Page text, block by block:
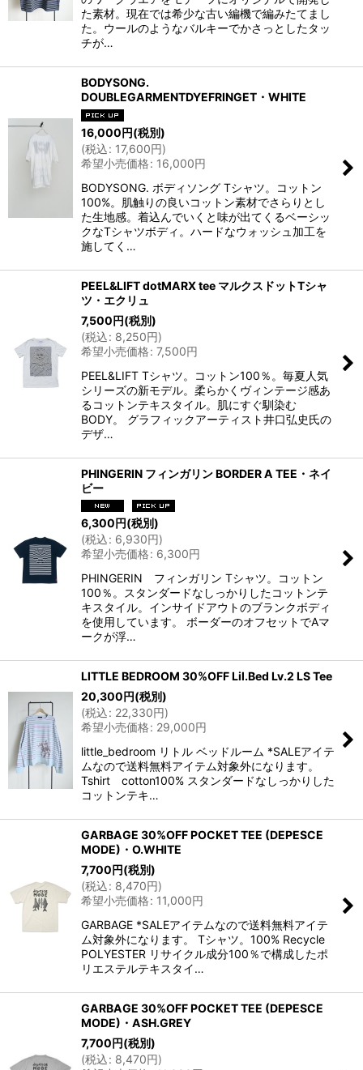
た素材。現在では希少な古い編機で編みたてまし
た。ウールのようなバルキーでかさっとしたタッ
チが…
BODYSONG.
DOUBLEGARMENTDYEFRINGET・WHITE
16,000円(税別)
(税込: 17,600円)
希望小売価格: 16,000円
BODYSONG. ボディソング Tシャツ。コットン
100%。肌触りの良いコットン素材でさらりとし
た生地感。着込んでいくと味が出てくるベーシッ
クなTシャツボディ。ハードなウォッシュ加工を
施してく…
PEEL&LIFT dotMARX tee マルクスドットTシャ
ツ・エクリュ
7,500円(税別)
(税込: 8,250円)
希望小売価格: 7,500円
PEEL&LIFT Tシャツ。コットン100％。毎夏人気
シリーズの新モデル。柔らかくヴィンテージ感あ
るコットンテキスタイル。肌にすぐ馴染む
BODY。 グラフィックアーティスト井口弘史氏の
デザ…
PHINGERIN フィンガリン BORDER A TEE・ネイ
ビー
6,300円(税別)
(税込: 6,930円)
希望小売価格: 6,300円
PHINGERIN フィンガリン Tシャツ。コットン
100％。スタンダードなしっかりしたコットンテ
キスタイル。インサイドアウトのブランクボディ
を使用しています。 ボーダーのオフセットでAマ
ークが浮…
LITTLE BEDROOM 30%OFF Lil.Bed Lv.2 LS Tee
20,300円(税別)
(税込: 22,330円)
希望小売価格: 29,000円
little_bedroom リトル ベッドルーム *SALEアイテ
ムなので送料無料アイテム対象外になります。
Tshirt cotton100% スタンダードなしっかりした
コットンテキ…
GARBAGE 30%OFF POCKET TEE (DEPESCE
MODE)・O.WHITE
7,700円(税別)
(税込: 8,470円)
希望小売価格: 11,000円
GARBAGE *SALEアイテムなので送料無料アイテ
ム対象外になります。 Tシャツ。100% Recycle
POLYESTER リサイクル成分100％で構成したポ
リエステルテキスタイ…
GARBAGE 30%OFF POCKET TEE (DEPESCE
MODE)・ASH.GREY
7,700円(税別)
(税込: 8,470円)